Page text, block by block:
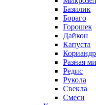
Базилик
Бораго
Горошек
Дайкон
Капуста
Кориандр
Разная
Редис
Рукола
Свекла
Смеси